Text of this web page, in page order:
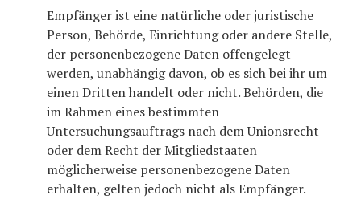
Empfänger ist eine natürliche oder juristische
Person, Behörde, Einrichtung oder andere Stelle,
der personenbezogene Daten offengelegt
werden, unabhängig davon, ob es sich bei ihr um
einen Dritten handelt oder nicht. Behörden, die
im Rahmen eines bestimmten
Untersuchungsauftrags nach dem Unionsrecht
oder dem Recht der Mitgliedstaaten
möglicherweise personenbezogene Daten
erhalten, gelten jedoch nicht als Empfänger.